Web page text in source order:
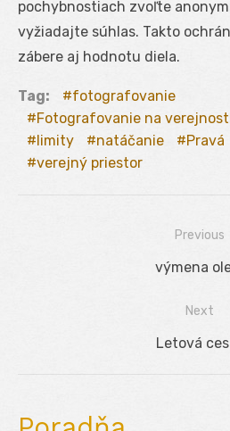
pochybnostiach zvoľte
vyžiadajte súhlas. Takto
zábere aj hodnotu diela.
Tag:
fotografovanie
Fotografovanie na
limity
natáčanie Pravá
verejný priestor
Previous
Previous
výmena
Next
Next
Letová